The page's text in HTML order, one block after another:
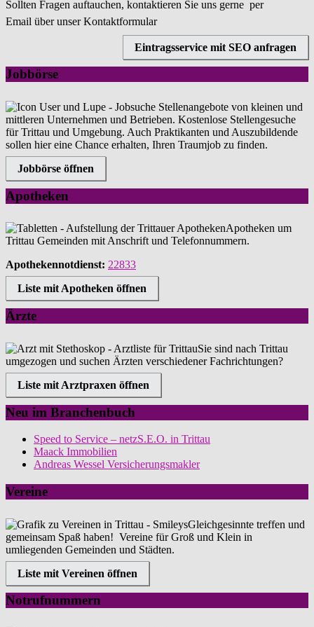
Sollten Fragen auftauchen, kontaktieren Sie uns gerne per
Email über unser Kontaktformular
Eintragsservice mit SEO anfragen
Jobbörse
Stellenangebote von kleinen und
mittleren Unternehmen und Betrieben. Kostenlose Stellengesuche
für Trittau und Umgebung. Auch Praktikanten und Auszubildende
sollen hier eine Chance erhalten, Ihren Traumjob zu finden.
Jobbörse öffnen
Apotheken
Apotheken um
Trittau Gemeinden mit Anschrift und Telefonnummern.
Apothekennotdienst: 22833
Liste mit Apotheken öffnen
Ärzte
Sie sind nach Trittau
umgezogen und suchen Ärzten verschiedener Fachrichtungen?
Liste mit Arztpraxen öffnen
Neu im Branchenbuch
Speed to Service – netzS.E.O. in Trittau
Maack Immobilien
Andreas Wessel Versicherungsmakler
Vereine
Gleichgesinnte treffen und
gemeinsam Spaß haben! Vereine für Groß und Klein in
umliegenden Gemeinden und Städten.
Liste mit Vereinen öffnen
Notrufnummern